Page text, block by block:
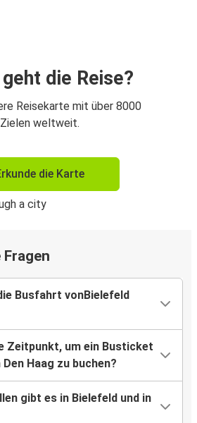
die Reise?
Reisekarte mit über 8000
Zielen weltweit.
die Karte
Busfahrt vonBielefeld
Zeitpunkt, um ein Busticket
Haag zu buchen?
gibt es in Bielefeld und in